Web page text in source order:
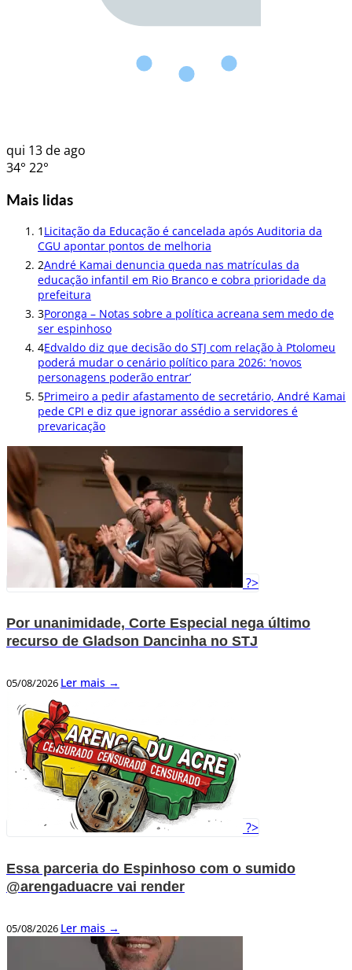
qui 13 de ago
34° 22°
Mais lidas
1 Licitação da Educação é cancelada após Auditoria da
CGU apontar pontos de melhoria
2André Kamai denuncia queda nas matrículas da
educação infantil em Rio Branco e cobra prioridade da
prefeitura
3Poronga – Notas sobre a política acreana sem medo de
ser espinhoso
4Edvaldo diz que decisão do STJ com relação à Ptolomeu
poderá mudar o cenário político para 2026: ‘novos
personagens poderão entrar’
5Primeiro a pedir afastamento de secretário, André Kamai
pede CPI e diz que ignorar assédio a servidores é
prevaricação
?>
Por unanimidade, Corte Especial nega último
recurso de Gladson Dancinha no STJ
05/08/2026 Ler mais →
?>
Essa parceria do Espinhoso com o sumido
@arengaduacre vai render
05/08/2026 Ler mais →